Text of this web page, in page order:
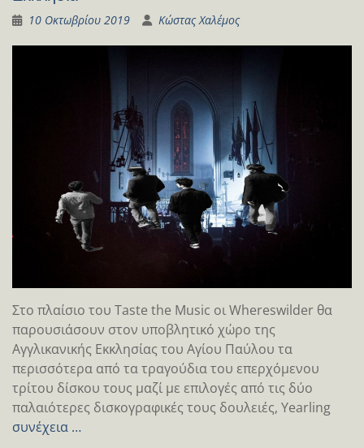
10 Οκτωβρίου 2019 Κώστας Χαλέμος
Στο πλαίσιο του Taste the Music οι Whereswilder θα
παρουσιάσουν στον υποβλητικό χώρο της
Αγγλικανικής Εκκλησίας του Αγίου Παύλου τα
περισσότερα από τα τραγούδια του επερχόμενου
τρίτου δίσκου τους μαζί με επιλογές από τις δύο
παλαιότερες δισκογραφικές τους δουλειές, Yearling
συνέχεια …